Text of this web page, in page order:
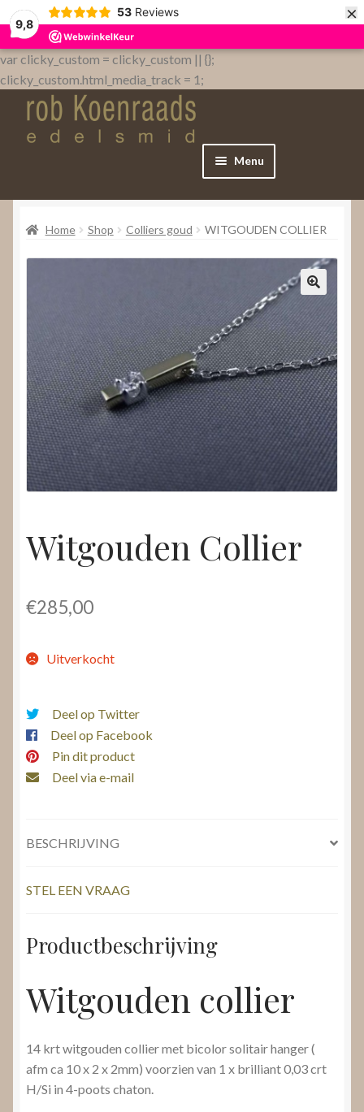
9,8
53 Reviews ×
var clicky_custom = clicky_custom || {};
clicky_custom.html_media_track = 1;
Menu
Home
Nieuws
Video’s
Submenu
uitvouwen
Home Shop Colliers goud WITGOUDEN COLLIER
Witgouden Collier
€285,00
Uitverkocht
Deel op Twitter
Deel op Facebook
Pin dit product
Deel via e-mail
BESCHRIJVING
STEL EEN VRAAG
Productbeschrijving
Witgouden collier
14 krt witgouden collier met bicolor solitair hanger (
afm ca 10 x 2 x 2mm) voorzien van 1 x brilliant 0,03 crt
H/Si in 4-poots chaton.